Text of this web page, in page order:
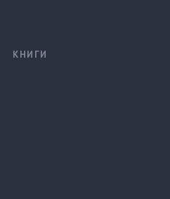
КНИГИ